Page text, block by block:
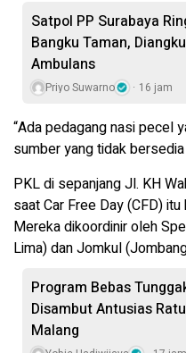
Satpol PP Surabaya
Bangku Taman,
Ambulans
Priyo Suwarno 16 jam
“Ada pedagang nasi pecel
sumber yang tidak
PKL di sepanjang Jl. KH
saat Car Free Day (CFD)
Mereka dikoordinir oleh
Lima) dan Jomkul
Program Bebas
Disambut Antusias
Malang